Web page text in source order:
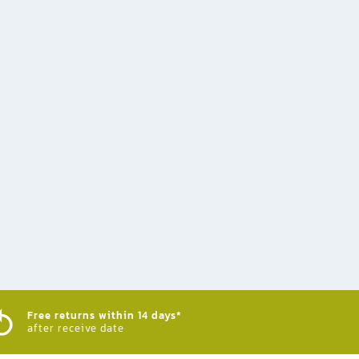
Free returns within 14 days*
after receive date